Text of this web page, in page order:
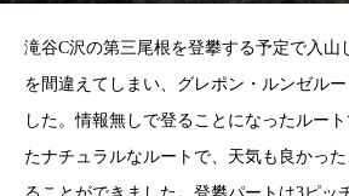
滝谷C沢の第三尾根を登攀する予定で入山
を間違えてしまい、グレポン・ルンゼル
した。情報無しで登ることになったルー
たナチュラルなルートで、天気も良かっ